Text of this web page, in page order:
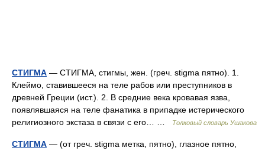
СТИГМА — СТИГМА, стигмы, жен. (греч. stigma пятно). 1.
Клеймо, ставившееся на теле рабов или преступников в
древней Греции (ист.). 2. В средние века кровавая язва,
появлявшаяся на теле фанатика в припадке истерического
религиозного экстаза в связи с его… …
Толковый словарь Ушакова
СТИГМА — (от греч. stigma метка, пятно), глазное пятно,